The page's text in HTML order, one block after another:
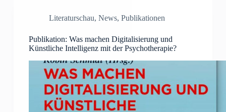
Literaturschau, News, Publikationen
Publikation: Was machen Digitalisierung und
Künstliche Intelligenz mit der Psychotherapie?